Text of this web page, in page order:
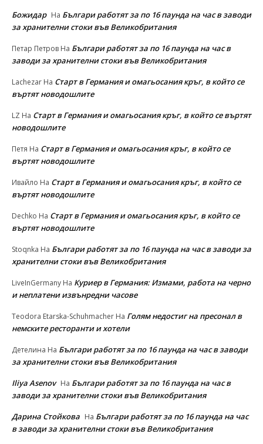
Божидар На Българи работят за по 16 паунда на час в заводи
за хранителни стоки във Великобритания
Петар Петров На Българи работят за по 16 паунда на час в
заводи за хранителни стоки във Великобритания
Lachezar На Старт в Германия и омагьосания кръг, в който се
въртят новодошлите
LZ На Старт в Германия и омагьосания кръг, в който се въртят
новодошлите
Петя На Старт в Германия и омагьосания кръг, в който се
въртят новодошлите
Ивайло На Старт в Германия и омагьосания кръг, в който се
въртят новодошлите
Dechko На Старт в Германия и омагьосания кръг, в който се
въртят новодошлите
Stoqnka На Българи работят за по 16 паунда на час в заводи за
хранителни стоки във Великобритания
LiveInGermany На Куриер в Германия: Измами, работа на черно
и неплатени извънредни часове
Teodora Etarska-Schuhmacher На Голям недостиг на пресонал в
немските ресторанти и хотели
Детелина На Българи работят за по 16 паунда на час в заводи
за хранителни стоки във Великобритания
Iliya Asenov На Българи работят за по 16 паунда на час в
заводи за хранителни стоки във Великобритания
Дарина Стойкова На Българи работят за по 16 паунда на час
в заводи за хранителни стоки във Великобритания